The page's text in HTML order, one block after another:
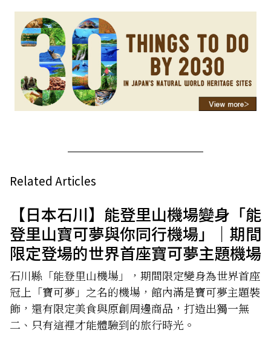
Related Articles
【日本石川】能登里山機場變身「能
登里山寶可夢與你同行機場」｜期間
限定登場的世界首座寶可夢主題機場
石川縣「能登里山機場」，期間限定變身為世界首座
冠上「寶可夢」之名的機場，館內滿是寶可夢主題裝
飾，還有限定美食與原創周邊商品，打造出獨一無
二、只有這裡才能體驗到的旅行時光。